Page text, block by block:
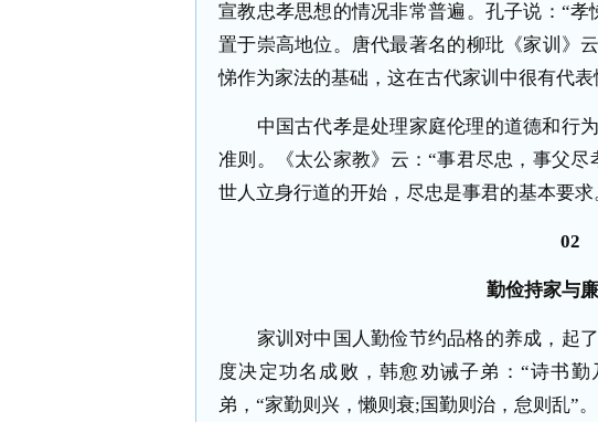
宣教忠孝思想的情况非常普遍。孔子说：“
置于崇高地位。唐代最著名的柳玭《家训》
悌作为家法的基础，这在古代家训中很有代表
中国古代孝是处理家庭伦理的道德和行为
准则。《太公家教》云：“事君尽忠，事父
世人立身行道的开始，尽忠是事君的基本要求
02
勤俭持家与
家训对中国人勤俭节约品格的养成，起了
度决定功名成败，韩愈劝诫子弟：“诗书
弟，“家勤则兴，懒则衰;国勤则治，怠则乱”。